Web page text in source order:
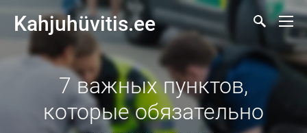
Kahjuhüvitis.ee
7 важных пунктов,
которые обязательно